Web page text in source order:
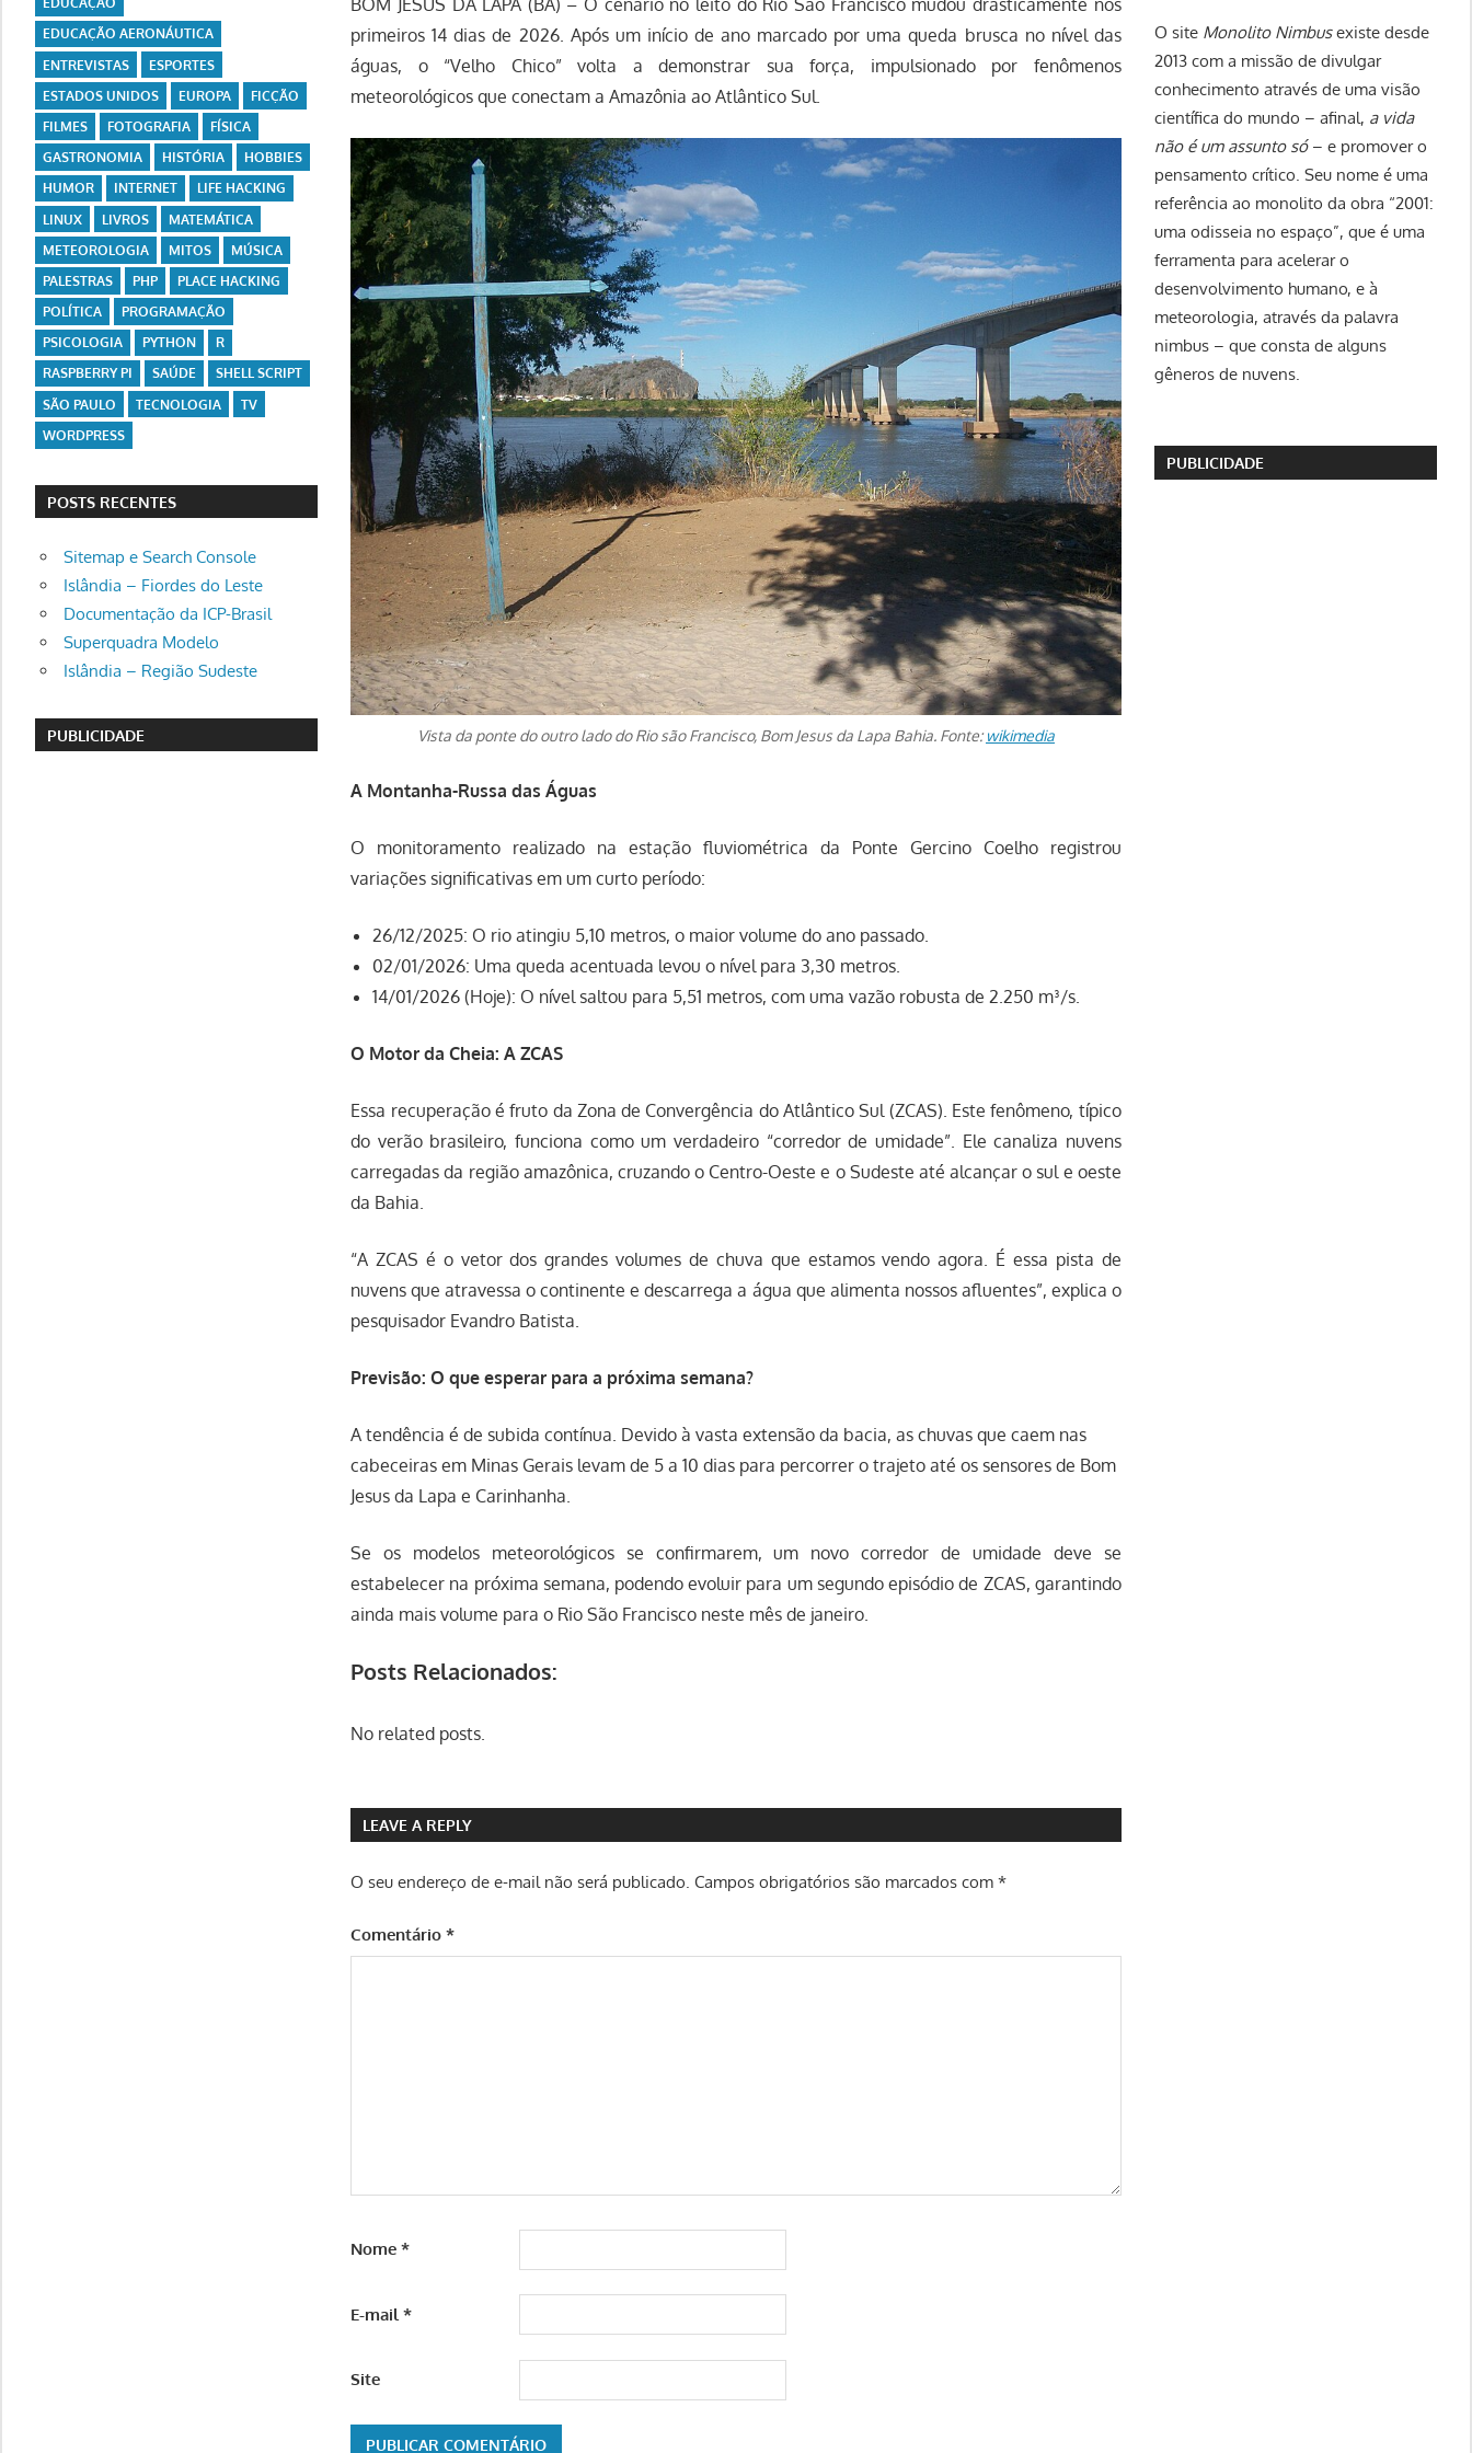
primeiros 14 dias de 2026. Após um início de ano marcado por uma queda brusca no nível das
águas, o “Velho Chico” volta a demonstrar sua força, impulsionado por fenômenos
meteorológicos que conectam a Amazônia ao Atlântico Sul.
Vista da ponte do outro lado do Rio são Francisco, Bom Jesus da Lapa Bahia. Fonte:wikimedia
A Montanha-Russa das Águas
O monitoramento realizado na estação fluviométrica da Ponte Gercino Coelho registrou
variações significativas em um curto período:
26/12/2025: O rio atingiu 5,10 metros, o maior volume do ano passado.
02/01/2026: Uma queda acentuada levou o nível para 3,30 metros.
14/01/2026 (Hoje): O nível saltou para 5,51 metros, com uma vazão robusta de 2.250 m³/s.
O Motor da Cheia: A ZCAS
Essa recuperação é fruto da Zona de Convergência do Atlântico Sul (ZCAS). Este fenômeno, típico
do verão brasileiro, funciona como um verdadeiro “corredor de umidade”. Ele canaliza nuvens
carregadas da região amazônica, cruzando o Centro-Oeste e o Sudeste até alcançar o sul e oeste
da Bahia.
“A ZCAS é o vetor dos grandes volumes de chuva que estamos vendo agora. É essa pista de
nuvens que atravessa o continente e descarrega a água que alimenta nossos afluentes”, explica o
pesquisador Evandro Batista.
Previsão: O que esperar para a próxima semana?
A tendência é de subida contínua. Devido à vasta extensão da bacia, as chuvas que caem nas
cabeceiras em Minas Gerais levam de 5 a 10 dias para percorrer o trajeto até os sensores de Bom
Jesus da Lapa e Carinhanha.
Se os modelos meteorológicos se confirmarem, um novo corredor de umidade deve se
estabelecer na próxima semana, podendo evoluir para um segundo episódio de ZCAS, garantindo
ainda mais volume para o Rio São Francisco neste mês de janeiro.
Posts Relacionados:
No related posts.
LEAVE A REPLY
O seu endereço de e-mail não será publicado. Campos obrigatórios são marcados com*
Comentário*
Nome*
E-mail*
Site
EDUCAÇÃO AERONÁUTICA
ENTREVISTAS
ESPORTES
ESTADOS UNIDOS
EUROPA
FICÇÃO
FILMES
FOTOGRAFIA
FÍSICA
GASTRONOMIA
HISTÓRIA
HOBBIES
HUMOR
INTERNET
LIFE HACKING
LINUX
LIVROS
MATEMÁTICA
METEOROLOGIA
MITOS
MÚSICA
PALESTRAS
PHP
PLACE HACKING
POLÍTICA
PROGRAMAÇÃO
PSICOLOGIA
PYTHON
R
RASPBERRY PI
SAÚDE
SHELL SCRIPT
SÃO PAULO
TECNOLOGIA
TV
WORDPRESS
POSTS RECENTES
Sitemap e Search Console
Islândia – Fiordes do Leste
Documentação da ICP-Brasil
Superquadra Modelo
Islândia – Região Sudeste
PUBLICIDADE
O site Monolito Nimbusexiste desde
2013 com a missão de divulgar
conhecimento através de uma visão
científica do mundo – afinal, a vida
não é um assunto só– e promover o
pensamento crítico. Seu nome é uma
referência ao monolito da obra “2001:
uma odisseia no espaço”, que é uma
ferramenta para acelerar o
desenvolvimento humano, e à
meteorologia, através da palavra
nimbus – que consta de alguns
gêneros de nuvens.
PUBLICIDADE